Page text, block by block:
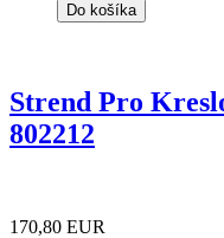
Do košíka
Strend Pro
802212
170,80 EUR